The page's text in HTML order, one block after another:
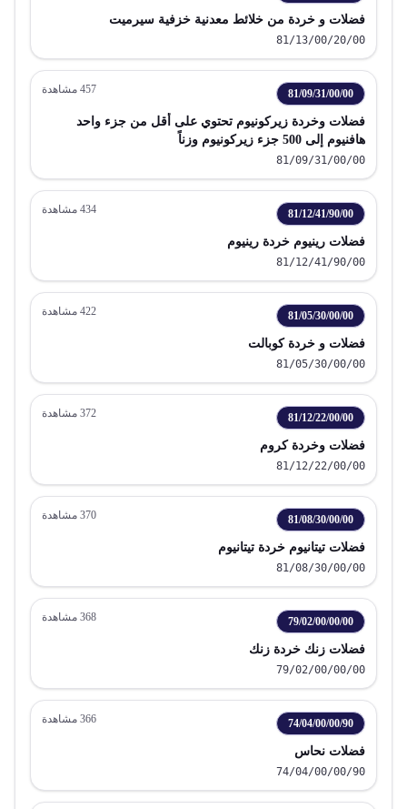
فضلات و خردة من خلائط معدنية خزفية سيرميت
81/13/00/20/00
81/09/31/00/00
457 مشاهدة
فضلات وخردة زيركونيوم تحتوي على أقل من جزء واحد
هافنيوم إلى 500 جزء زيركونيوم وزناً
81/09/31/00/00
81/12/41/90/00
434 مشاهدة
فضلات رينيوم خردة رينيوم
81/12/41/90/00
81/05/30/00/00
422 مشاهدة
فضلات و خردة كوبالت
81/05/30/00/00
81/12/22/00/00
372 مشاهدة
فضلات وخردة كروم
81/12/22/00/00
81/08/30/00/00
370 مشاهدة
فضلات تيتانيوم خردة تيتانيوم
81/08/30/00/00
79/02/00/00/00
368 مشاهدة
فضلات زنك خردة زنك
79/02/00/00/00
74/04/00/00/90
366 مشاهدة
فضلات نحاس
74/04/00/00/90